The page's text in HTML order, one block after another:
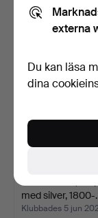
201 USD
med silver,
Klubbades 5 jun
externa
Du kan läsa
dina